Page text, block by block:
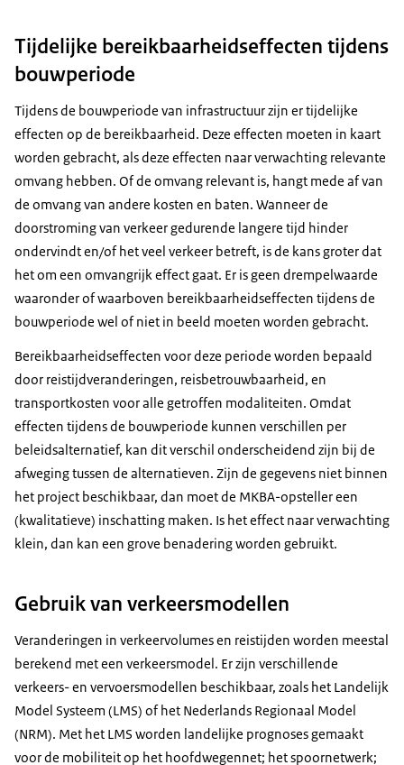
Tijdelijke bereikbaarheidseffecten tijdens
bouwperiode
Tijdens de bouwperiode van infrastructuur zijn er tijdelijke
effecten op de bereikbaarheid. Deze effecten moeten in kaart
worden gebracht, als deze effecten naar verwachting relevante
omvang hebben. Of de omvang relevant is, hangt mede af van
de omvang van andere kosten en baten. Wanneer de
doorstroming van verkeer gedurende langere tijd hinder
ondervindt en/of het veel verkeer betreft, is de kans groter dat
het om een omvangrijk effect gaat. Er is geen drempelwaarde
waaronder of waarboven bereikbaarheidseffecten tijdens de
bouwperiode wel of niet in beeld moeten worden gebracht.
Bereikbaarheidseffecten voor deze periode worden bepaald
door reistijdveranderingen, reisbetrouwbaarheid, en
transportkosten voor alle getroffen modaliteiten. Omdat
effecten tijdens de bouwperiode kunnen verschillen per
beleidsalternatief, kan dit verschil onderscheidend zijn bij de
afweging tussen de alternatieven. Zijn de gegevens niet binnen
het project beschikbaar, dan moet de MKBA-opsteller een
(kwalitatieve) inschatting maken. Is het effect naar verwachting
klein, dan kan een grove benadering worden gebruikt.
Gebruik van verkeersmodellen
Veranderingen in verkeervolumes en reistijden worden meestal
berekend met een verkeersmodel. Er zijn verschillende
verkeers- en vervoersmodellen beschikbaar, zoals het Landelijk
Model Systeem (LMS) of het Nederlands Regionaal Model
(NRM). Met het LMS worden landelijke prognoses gemaakt
voor de mobiliteit op het hoofdwegennet; het spoornetwerk;